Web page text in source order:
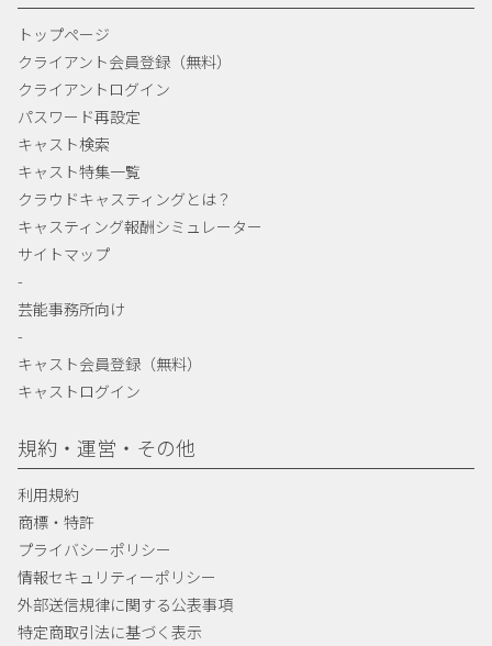
トップページ
クライアント会員登録（無料）
クライアントログイン
パスワード再設定
キャスト検索
キャスト特集一覧
クラウドキャスティングとは？
キャスティング報酬シミュレーター
サイトマップ
-
芸能事務所向け
-
キャスト会員登録（無料）
キャストログイン
規約・運営・その他
利用規約
商標・特許
プライバシーポリシー
情報セキュリティーポリシー
外部送信規律に関する公表事項
特定商取引法に基づく表示